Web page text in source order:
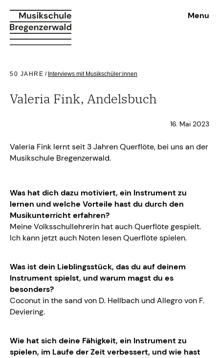
Menu
50 JAHRE / Interviews mit Musikschüler:innen
Valeria Fink, Andelsbuch
16. Mai 2023
Valeria Fink lernt seit 3 Jahren Querflöte, bei uns an der
Musikschule Bregenzerwald.
Was hat dich dazu motiviert, ein Instrument zu
lernen und welche Vorteile hast du durch den
Musikunterricht erfahren?
Meine Volksschullehrerin hat auch Querflöte gespielt.
Ich kann jetzt auch Noten lesen Querflöte spielen.
Was ist dein Lieblingsstück, das du auf deinem
Instrument spielst, und warum magst du es
besonders?
Coconut in the sand von D. Hellbach und Allegro von F.
Deviering.
Wie hat sich deine Fähigkeit, ein Instrument zu
spielen, im Laufe der Zeit verbessert, und wie hast